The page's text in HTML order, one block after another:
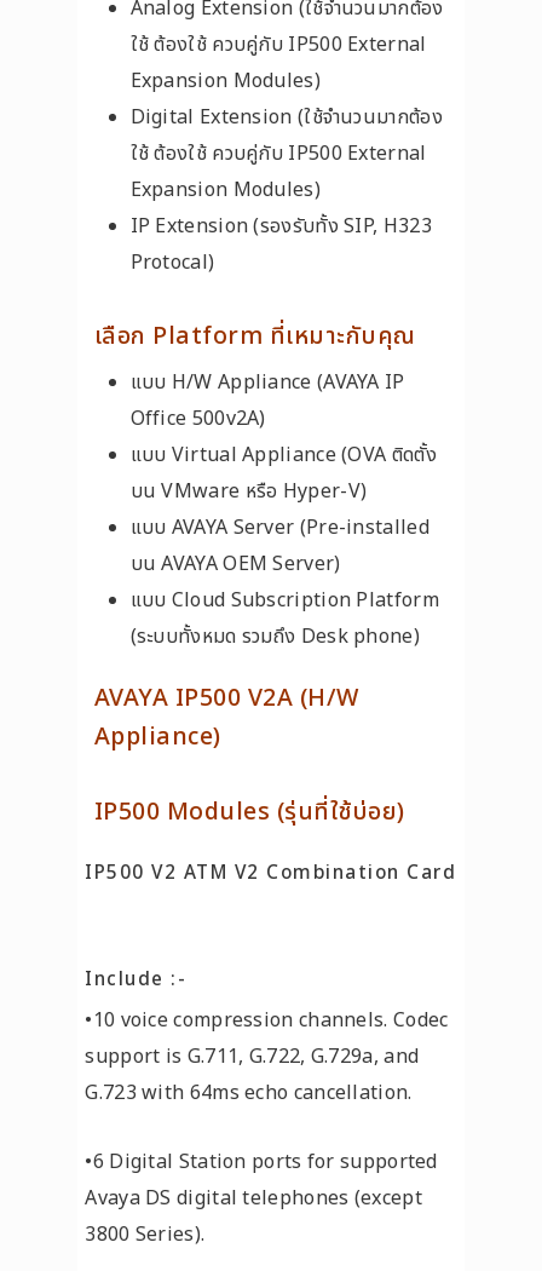
Analog Extension (ใช้จำนวนมากต้อง
ใช้ ต้องใช้ ควบคู่กับ IP500 External
Expansion Modules)
Digital Extension (ใช้จำนวนมากต้อง
ใช้ ต้องใช้ ควบคู่กับ IP500 External
Expansion Modules)
IP Extension (รองรับทั้ง SIP, H323
Protocal)
เลือก Platform ที่เหมาะกับคุณ
แบบ H/W Appliance (AVAYA IP
Office 500v2A)
แบบ Virtual Appliance (OVA ติดตั้ง
บน VMware หรือ Hyper-V)
แบบ AVAYA Server (Pre-installed
บน AVAYA OEM Server)
แบบ Cloud Subscription Platform
(ระบบทั้งหมด รวมถึง Desk phone)
AVAYA IP500 V2A (H/W
Appliance)
IP500 Modules (รุ่นที่ใช้บ่อย)
IP500 V2 ATM V2 Combination Card
Include :-
•10 voice compression channels. Codec
support is G.711, G.722, G.729a, and
G.723 with 64ms echo cancellation.
•6 Digital Station ports for supported
Avaya DS digital telephones (except
3800 Series).